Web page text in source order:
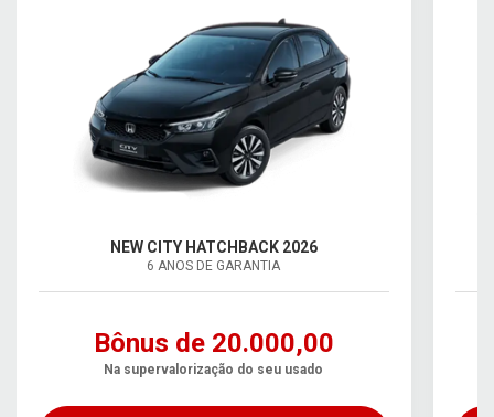
NEW CITY HATCHBACK 2026
6 ANOS DE GARANTIA
Bônus de 20.000,00
Na supervalorização do seu usado